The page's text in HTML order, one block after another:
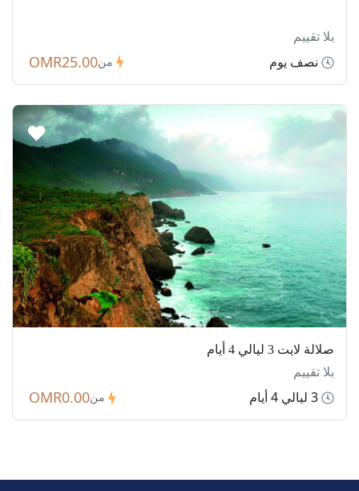
بلا تقييم
نصف يوم
منOMR25.00
صلالة لايت 3 ليالي 4 أيام
بلا تقييم
منOMR0.00